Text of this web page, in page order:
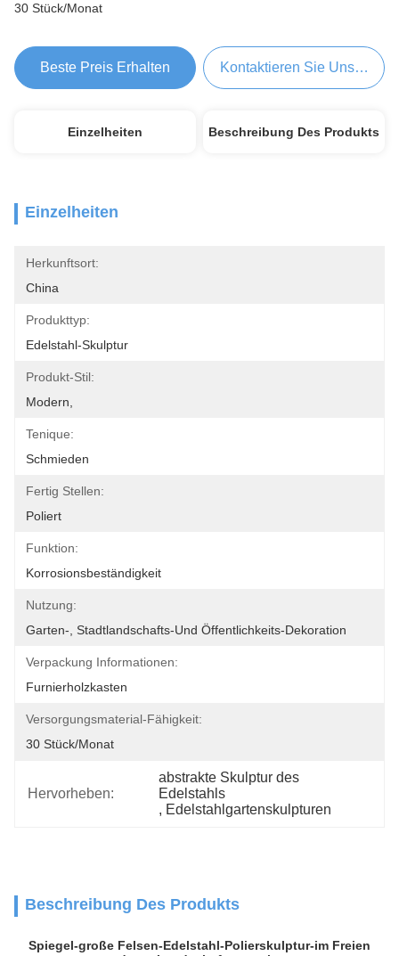
30 Stück/Monat
Beste Preis Erhalten Kontaktieren Sie Uns Jetzt
Einzelheiten Beschreibung Des Produkts
Einzelheiten
Herkunftsort:
China
Produkttyp:
Edelstahl-Skulptur
Produkt-Stil:
Modern,
Tenique:
Schmieden
Fertig Stellen:
Poliert
Funktion:
Korrosionsbeständigkeit
Nutzung:
Garten-, Stadtlandschafts-Und Öffentlichkeits-Dekoration
Verpackung Informationen:
Furnierholzkasten
Versorgungsmaterial-Fähigkeit:
30 Stück/Monat
Hervorheben:
abstrakte Skulptur des
Edelstahls
, Edelstahlgartenskulpturen
Beschreibung Des Produkts
Spiegel-große Felsen-Edelstahl-Polierskulptur-im Freien